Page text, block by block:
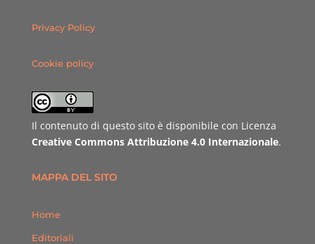
Privacy Policy
Cookie policy
Il contenuto di questo sito è disponibile con Licenza
Creative Commons Attribuzione 4.0 Internazionale.
MAPPA DEL SITO
Home
Editoriali